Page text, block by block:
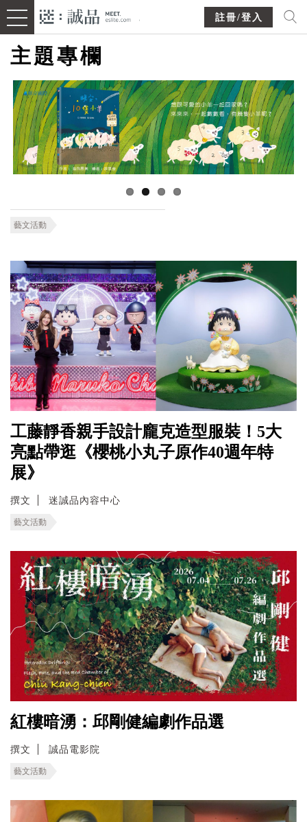
註冊/登入
主題專欄
藝文活動
工藤靜香親手設計龐克造型服裝！5大
亮點帶逛《櫻桃小丸子原作40週年特
展》
撰文 迷誠品內容中心
藝文活動
紅樓暗湧：邱剛健編劇作品選
撰文 誠品電影院
藝文活動